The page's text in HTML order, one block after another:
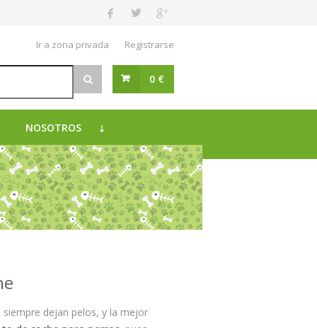
Ir a zona privada Registrarse
0 €
NOSOTROS
dejan pelos, y la mejor